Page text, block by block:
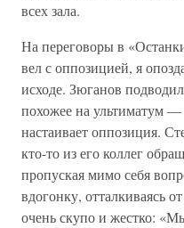
всех зала.
На переговоры в
вел с оппозицией, я
исходе. Зюганов
похожее на ультиматум
настаивает оппозиция.
кто-то из его коллег
пропуская мимо себя
вдогонку, отталкиваясь
очень скупо и жестко: